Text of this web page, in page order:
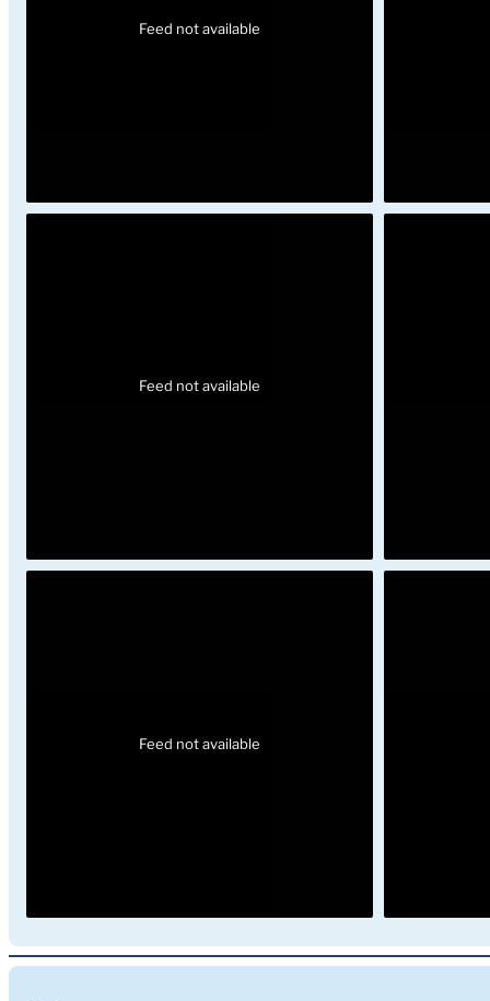
Feed not available
Feed not available
Feed not available